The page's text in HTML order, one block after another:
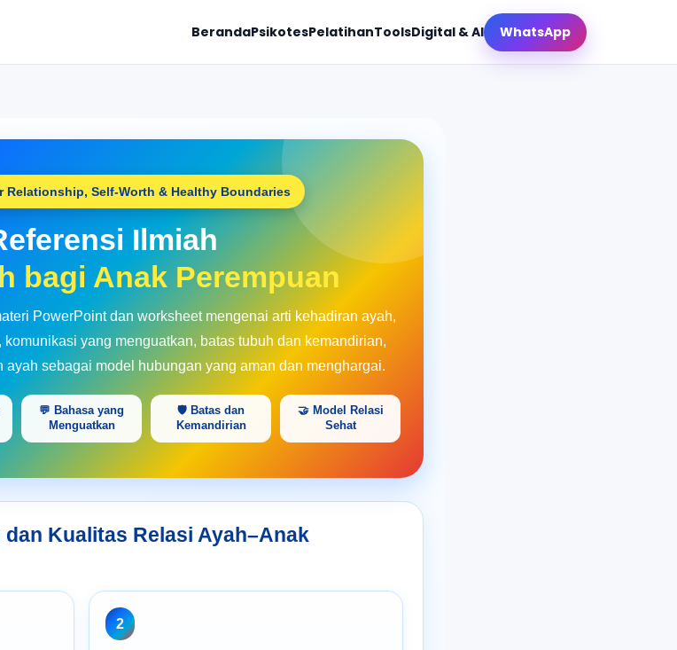
BerandaPsikotesPelatihanToolsDigital & AI WhatsApp
Relationship, Self-Worth & Healthy Boundaries
Ilmiah
bagi Anak Perempuan
PowerPoint dan worksheet mengenai arti kehadiran ayah,
yang menguatkan, batas tubuh dan kemandirian,
ayah sebagai model hubungan yang aman dan menghargai.
💬 Bahasa yang
Menguatkan
🛡️ Batas dan
Kemandirian
🤝 Model Relasi
Sehat
dan Kualitas Relasi Ayah–Anak
2